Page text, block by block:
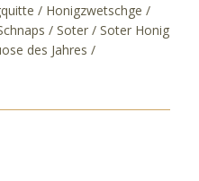
Honigzwetschge
Soter
Soter Honig
des Jahres